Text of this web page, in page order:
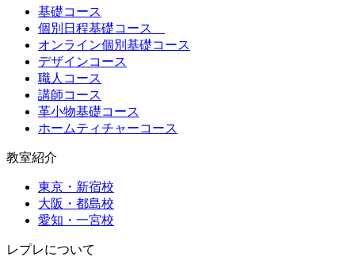
基礎コース
個別日程基礎コース
オンライン個別基礎コース
デザインコース
職人コース
講師コース
革小物基礎コース
ホームティチャーコース
教室紹介
東京・新宿校
大阪・都島校
愛知・一宮校
レプレについて